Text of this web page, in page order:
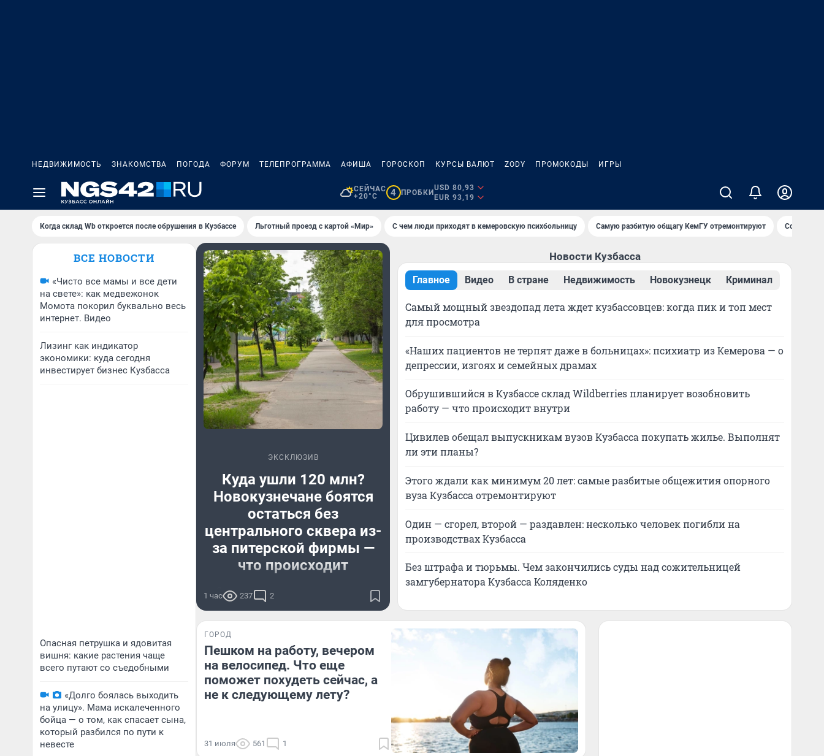
НЕДВИЖИМОСТЬ ЗНАКОМСТВА ПОГОДА ФОРУМ ТЕЛЕПРОГРАММА АФИША ГОРОСКОП КУРСЫ ВАЛЮТ ZODY ПРОМОКОДЫ ИГРЫ
СЕЙЧАС
+20°C
4 ПРОБКИ
USD 80,93
EUR 93,19
Когда склад Wb откроется после обрушения в Кузбассе Льготный проезд с картой «Мир» С чем люди приходят в кемеровскую психбольницу Самую разбитую общагу КемГУ отремонтируют
ВСЕ НОВОСТИ
«Чисто все мамы и все дети
на свете»: как медвежонок
Момота покорил буквально весь
интернет. Видео
Лизинг как индикатор
экономики: куда сегодня
инвестирует бизнес Кузбасса
Опасная петрушка и ядовитая
вишня: какие растения чаще
всего путают со съедобными
«Долго боялась выходить
на улицу». Мама искалеченного
бойца — о том, как спасает сына,
который разбился по пути к
невесте
ЭКСКЛЮЗИВ
Куда ушли 120 млн?
Новокузнечане боятся
остаться без
центрального сквера из-
за питерской фирмы —
что происходит
За парком не ухаживают, хотя
деньги на это тратятся
1 час 237 2
Новости Кузбасса
Главное Видео В стране Недвижимость Новокузнецк Криминал
Самый мощный звездопад лета ждет кузбассовцев: когда пик и топ мест
для просмотра
«Наших пациентов не терпят даже в больницах»: психиатр из Кемерова — о
депрессии, изгоях и семейных драмах
Обрушившийся в Кузбассе склад Wildberries планирует возобновить
работу — что происходит внутри
Цивилев обещал выпускникам вузов Кузбасса покупать жилье. Выполнят
ли эти планы?
Этого ждали как минимум 20 лет: самые разбитые общежития опорного
вуза Кузбасса отремонтируют
Один — сгорел, второй — раздавлен: несколько человек погибли на
производствах Кузбасса
Без штрафа и тюрьмы. Чем закончились суды над сожительницей
замгубернатора Кузбасса Коляденко
ГОРОД
Пешком на работу, вечером
на велосипед. Что еще
поможет похудеть сейчас, а
не к следующему лету?
31 июля 561 1